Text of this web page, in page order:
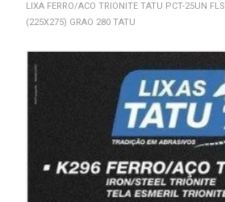
LIXA FERRO/ACO TRIONITE TATU PCT-25UN FLS
(225X275) GRAO 280 TATU